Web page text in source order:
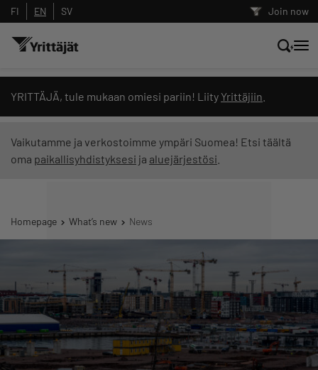
Join now
FI EN SV
YRITTÄJÄ, tule mukaan omiesi pariin! Liity Yrittäjiin
Vaikutamme ja verkostoimme ympäri Suomea! Etsi täältä
oma paikallisyhdistyksesi ja aluejärjestösi
Homepage What’s new News
Search news, content and training